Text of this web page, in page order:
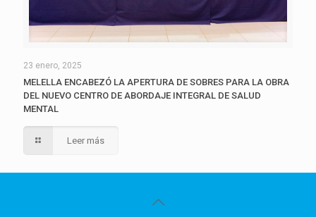
23 enero, 2025
MELELLA ENCABEZÓ LA APERTURA DE SOBRES PARA LA OBRA
DEL NUEVO CENTRO DE ABORDAJE INTEGRAL DE SALUD
MENTAL
Leer más